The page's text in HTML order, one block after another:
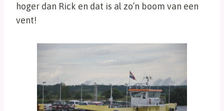
hoger dan Rick en dat is al zo’n boom van een
vent!